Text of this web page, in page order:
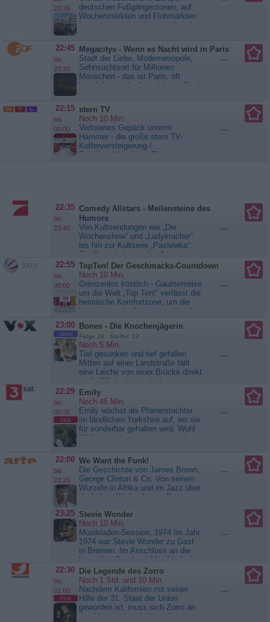
23:35
deutschen Fußgängerzonen, auf
Wochenmärkten und Flohmärkten
kommt man nicht daran vorbei: In
Italy“ verkauft, aber zu
Billigpreisen, die kaum zu erklären
sind. Was steckt dahinter? Danilo
Ceccarelli, „Senior Coordinator“ der
22:45
bis
23:30
Megacitys - Wenn es Nacht wird in Paris
Stadt der Liebe, Modemetropole,
Sehnsuchtsort für Millionen
Menschen - das ist Paris, oft
beschrieben als die schönste Stadt
nächtlichen Reise ein. Von der
Dämmerung bis zum
Morgengrauen begegnet sie
Menschen, die arbeiten, kämpfen,
helfen,...
Megacitys - Wenn es
...
22:15
bis
00:00
stern TV
Noch 10 Min.
Verlorenes Gepäck unterm
Hammer - die große stern TV-
Kofferversteigerung /
Familienglück durch Eizellspende -
an die Weltspitze /...
stern TV
...
22:35
bis
23:40
Comedy Allstars - Meilensteine des
Humors
Von Kultsendungen wie „Die
Wochenshow“ und „Ladykracher“
bis hin zur Kultserie „Pastewka“:
Die Comedy-Legenden Anke
Engelke, Bastian Pastewka,
Annette Frier, Christoph Maria
Herbst und viele mehr verraten ihre
persönlichen Comedy-Highlights
und schauen auf Meilensteine
ihrer...
Comedy Allstars -
...
22:55
bis
00:00
TopTen! Der Geschmacks-Countdown
Noch 10 Min.
Grenzenlos köstlich - Gaumenreise
um die Welt „Top Ten!“ verlässt die
heimische Komfortzone, um die
kuriosesten, leckersten und auch
zu finden. Hier gibt es Kaktus-
Suppe auf Curaçao, hauchdünnes
„Taschentuch-Brot“ in Malaysia
und eine Hühnerkopf-Pastete, die
englischen Humor auf den Teller
bringt. Diese...
TopTen! Der
...
23:00
SERIE
Bones - Die Knochenjägerin
Folge 10 Staffel: 12
Noch 5 Min.
Tief gesunken und tief gefallen
Mitten auf einer Landstraße fällt
eine Leiche von einer Brücke direkt
in die Windschutzscheibe eines
Cabriofahrers. Wie sich
herausstellt, handelt es sich
hierbei um den Businessmann Ron
Bergmann, der im
Matratzengeschäft tätig war,
jedoch kurz vor seinem Tod ins
Knochenjägerin
...
22:29
bis
00:35
FILM
Emily
Noch 45 Min.
Emily wächst als Pfarrerstochter
im ländlichen Yorkshire auf, wo sie
für sonderbar gehalten wird. Wohl
fühlt sie sich nur, wenn sie sich
zurückziehen kann. Ihre
Geschichten werden als
Spinnereien abgetan, Emily soll
lieber zum Familienunterhalt
beitragen und als...
Emily
...
22:00
bis
23:25
We Want the Funk!
Die Geschichte von James Brown,
George Clinton & Co. Von seinen
Wurzeln in Afrika und im Jazz über
die frühen Werke James Browns
„We Want The Funk!“ zeichnet die
Entwicklung des Funk nach. Als
urbanes Genre spiegelt er das
Lebensgefühl der
Bürgerrechtsbewegung wider; sein
rasanter Aufstieg in den 1970er
Jahren ist...
We Want the Funk!
...
23:25 Stevie Wonder
Noch 10 Min.
Musikladen-Session, 1974 Im Jahr
1974 war Stevie Wonder zu Gast
in Bremen. Im Anschluss an die
legendäre Sendung „Musikladen“,
mit der Radio Bremen in den
1970er und 1980er Jahren
Musikgeschichte schrieb, wurde
am 23. Januar 1974 nach der
zehnten Folge ein einzigartiges
Konzert mit dem amerikanischen
...
22:30
bis
01:00
FILM
Die Legende des Zorro
Noch 1 Std. und 10 Min.
Nachdem Kalifornien mit seiner
Hilfe der 31. Staat der Union
geworden ist, muss sich Zorro an
das Versprechen halten, das er
...